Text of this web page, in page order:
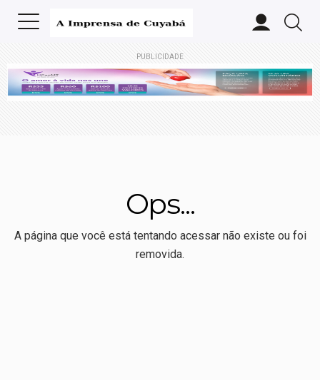
PUBLICIDADE
Ops...
A página que você está tentando acessar não existe ou foi
removida.